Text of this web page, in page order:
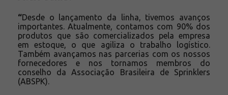
“Desde o lançamento da linha, tivemos avanços
importantes. Atualmente, contamos com 90% dos
produtos que são comercializados pela empresa
em estoque, o que agiliza o trabalho logístico.
Também avançamos nas parcerias com os nossos
fornecedores e nos tornamos membros do
conselho da Associação Brasileira de Sprinklers
(ABSPK).